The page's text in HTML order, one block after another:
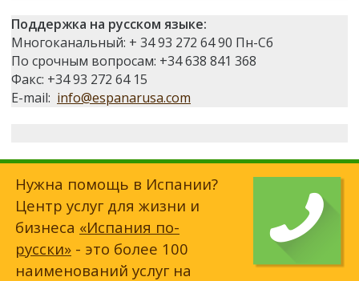
Поддержка на русском языке:
Многоканальный: + 34 93 272 64 90 Пн-Сб
По срочным вопросам: +34 638 841 368
Факс: +34 93 272 64 15
E-mail: info@espanarusa.com
Нужна помощь в Испании?
Центр услуг для жизни и
бизнеса «Испания по-
русски» - это более 100
наименований услуг на